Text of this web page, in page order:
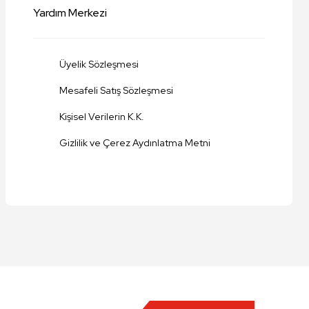
Yardım Merkezi
Üyelik Sözleşmesi
Mesafeli Satış Sözleşmesi
Kişisel Verilerin K.K.
Gizlilik ve Çerez Aydınlatma Metni